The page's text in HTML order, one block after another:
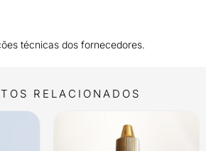
técnicas dos fornecedores.
RELACIONADOS